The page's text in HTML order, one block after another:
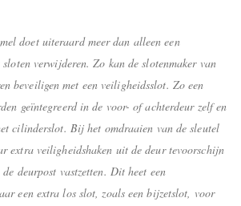
doet uiteraard meer dan alleen een
verwijderen. Zo kan de slotenmaker van
beveiligen met een veiligheidsslot. Zo een
geïntegreerd in de voor- of achterdeur zelf en
cilinderslot. Bij het omdraaien van de sleutel
extra veiligheidshaken uit de deur tevoorschijn
deurpost vastzetten. Dit heet een
een extra los slot, zoals een bijzetslot, voor